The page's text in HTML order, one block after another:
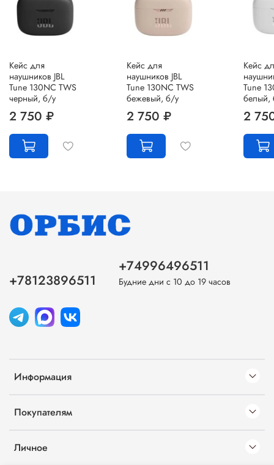
Кейс для
наушников JBL
Tune 130NC TWS
черный, б/у
2 750 ₽
Кейс для
наушников JBL
Tune 130NC TWS
бежевый, б/у
2 750 ₽
Кейс
Tune
белый,
2
Информация
Покупателям
Личное
+78123896511
+74996496511
Будние дни с 10 до 19 часов